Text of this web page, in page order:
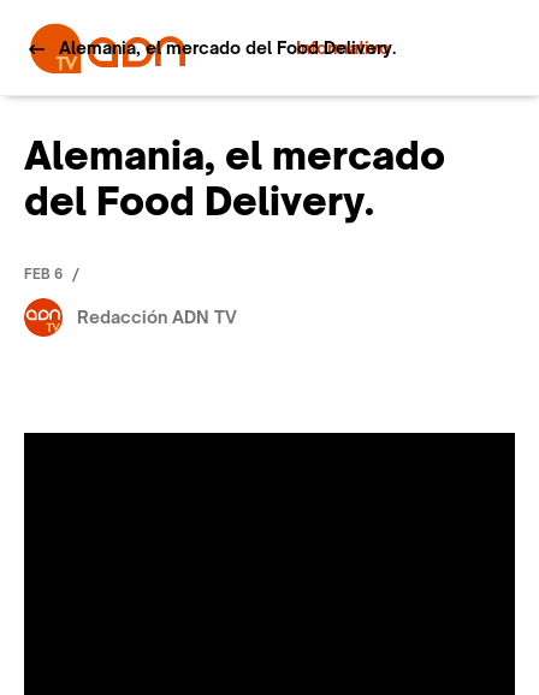
Informativo
Alemania, el mercado del Food Delivery.
Alemania, el mercado
del Food Delivery.
FEB 6 /
Redacción ADN TV